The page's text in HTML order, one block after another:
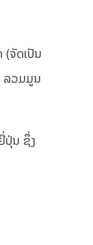
(ຈັດເປັນ
ລວມມູນ
ປຸ່ນ ຊຶ່ງ